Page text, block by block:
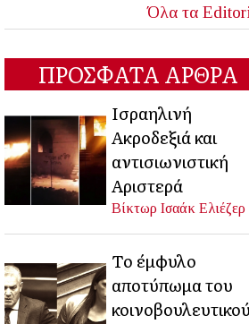
Όλα τα
ΠΡΟΣΦΑΤΑ ΑΡΘΡΑ
Ισραηλινή
Ακροδεξιά και
αντισιωνιστική
Αριστερά
Βίκτωρ Ισαάκ Ελιέζερ
Το έμφυλο
αποτύπωμα του
κοινοβουλευτικού